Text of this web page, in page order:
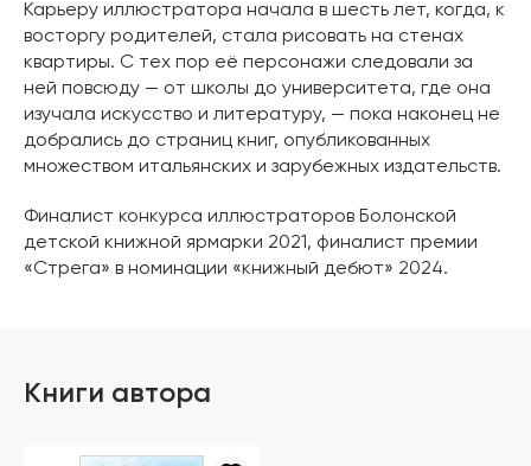
Карьеру иллюстратора начала в шесть лет, когда, к
восторгу родителей, стала рисовать на стенах
квартиры. С тех пор её персонажи следовали за
ней повсюду — от школы до университета, где она
изучала искусство и литературу, — пока наконец не
добрались до страниц книг, опубликованных
множеством итальянских и зарубежных издательств.
Финалист конкурса иллюстраторов Болонской
детской книжной ярмарки 2021, финалист премии
«Стрега» в номинации «книжный дебют» 2024.
Книги автора